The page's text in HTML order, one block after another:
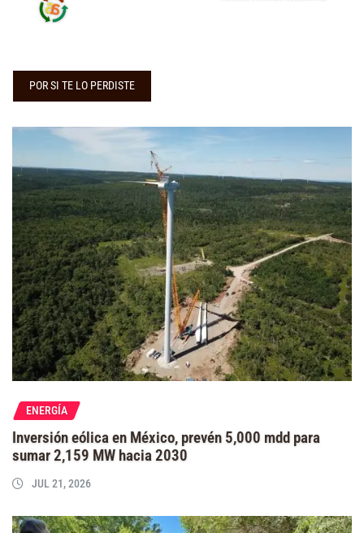
POR SI TE LO PERDISTE
ENERGÍA
Inversión eólica en México, prevén 5,000 mdd para
sumar 2,159 MW hacia 2030
JUL 21, 2026